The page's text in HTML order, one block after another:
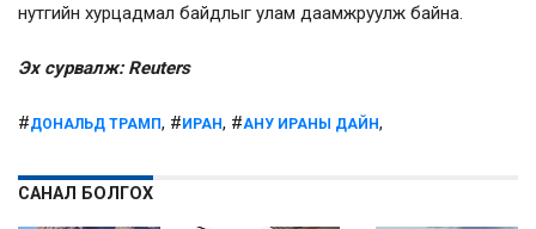
нутгийн хурцадмал байдлыг улам даамжруулж байна.
Эх сурвалж: Reuters
#ДОНАЛЬД ТРАМП, #ИРАН, #АНУ ИРАНЫ ДАЙН,
САНАЛ БОЛГОХ